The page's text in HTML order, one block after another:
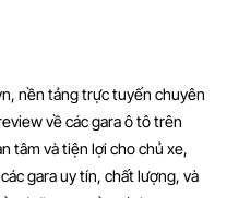
nền tảng trực tuyến chuyên
về các gara ô tô trên
tâm và tiện lợi cho chủ xe,
gara uy tín, chất lượng, và